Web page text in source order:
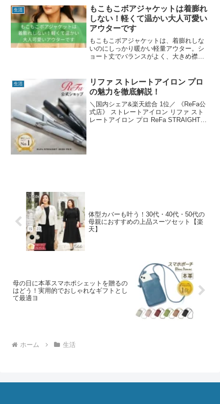
生活
もこもこボアジャケットは着膨れ
しない！軽くて温かい大人可愛い
アウターです
もこもこボアジャケットは、着膨れしな
いのにしっかり暖かい軽量アウター。シ
ョート丈でバランスがよく、大きめ襟で
詳しく解説します。
生活
リファ ストレートアイロン プロ
の魅力を徹底解説！
＼国内シェア&楽天総合 1位／ 《ReFa公
式店》 ストレートアイロン リファ スト
レートアイロン プロ ReFa STRAIGHT
体型カバーも叶う！30代・40代・50代の
母親におすすめの上品スーツセット【楽
天】
母の日に本革スマホポシェットを贈るの
はどう！実用的でおしゃれなギフトとし
て最適ヨ
ホーム 生活